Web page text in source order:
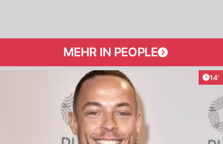
MEHR IN PEOPLE
14'